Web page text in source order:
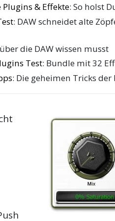
& Effekte: So holst
: DAW schneidet alte
die DAW wissen musst
Test: Bundle mit 32
: Die geheimen Tricks der